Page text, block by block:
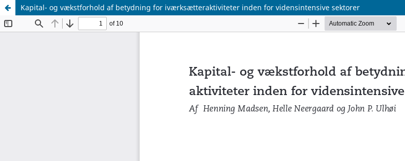
Kapital- og vækstforhold af betydning for iværksætteraktiviteter inden for vidensintensive sektorer